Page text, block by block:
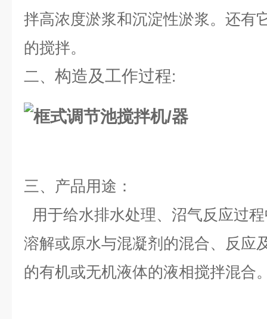
拌高浓度淤浆和沉淀性淤浆。还有
的搅拌。
二、 构造及工作过程:
三、 产品用途：
用于给水排水处理、沼气反应过
溶解或原水与混凝剂的混合、反应
的有机或无机液体的液相搅拌混合